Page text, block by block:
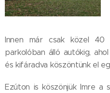
Innen már csak közel 40
parkolóban álló autókig,
és kifáradva köszöntünk el
Ezúton is köszönjük Imre